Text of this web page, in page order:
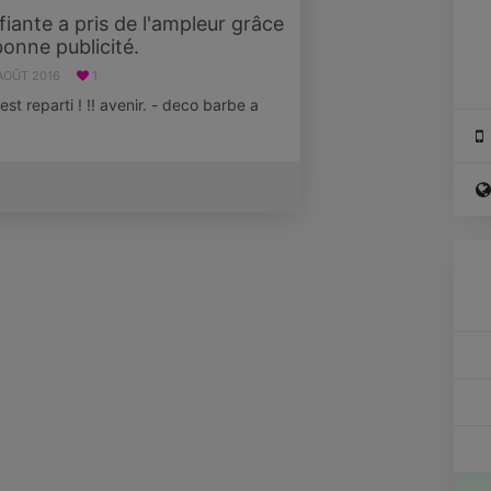
a pris de l'ampleur grâce
publicité.
2016 1
reparti ! !! avenir. - deco barbe a